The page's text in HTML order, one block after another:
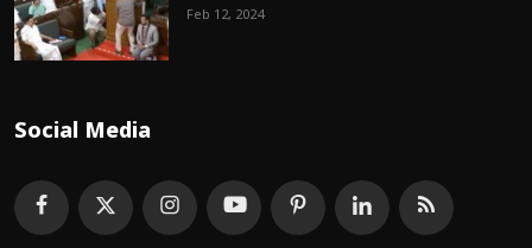
Feb 12, 2024
Social Media